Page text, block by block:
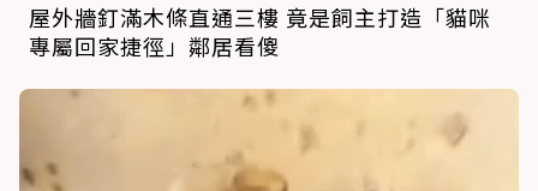
屋外牆釘滿木條直通三樓 竟是飼主打造「貓咪
專屬回家捷徑」鄰居看傻